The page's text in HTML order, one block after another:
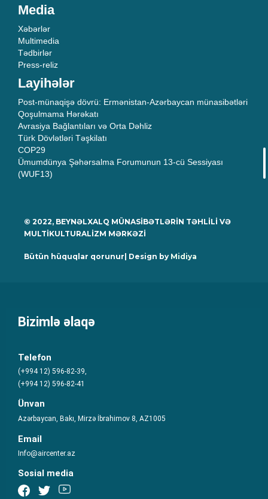
Media
Xəbərlər
Multimedia
Tədbirlər
Press-reliz
Layihələr
Post-münaqişə dövrü: Ermənistan-Azərbaycan münasibətləri
Qoşulmama Hərəkatı
Avrasiya Bağlantıları və Orta Dəhliz
Türk Dövlətləri Təşkilatı
COP29
Ümumdünya Şəhərsalma Forumunun 13-cü Sessiyası
(WUF13)
© 2022, BEYNƏLXALQ MÜNASİBƏTLƏRİN TƏHLİLİ VƏ
MULTİKULTURALİZM MƏRKƏZİ
Bütün hüquqlar qorunur| Design by Midiya
Bizimlə əlaqə
Telefon
(+994 12) 596-82-39,
(+994 12) 596-82-41
Ünvan
Azərbaycan, Bakı, Mirzə İbrahimov 8, AZ1005
Email
Info@aircenter.az
Sosial media